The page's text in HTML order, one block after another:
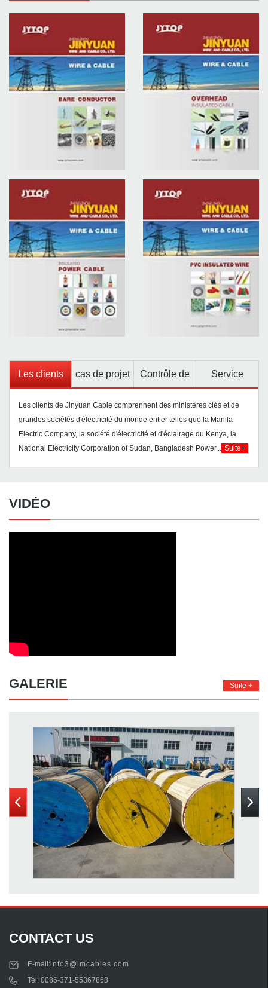
Les clients cas de projet Contrôle de
qualité
Service
Les clients de Jinyuan Cable comprennent des ministères clés et de
grandes sociétés d'électricité du monde entier telles que la Manila
Electric Company, la société d'électricité et d'éclairage du Kenya, la
National Electricity Corporation of Sudan, Bangladesh Power...
Suite+
VIDÉO
GALERIE Suite +
CONTACT US
E-mail:info3@lmcables.com
Tel: 0086-371-55367868